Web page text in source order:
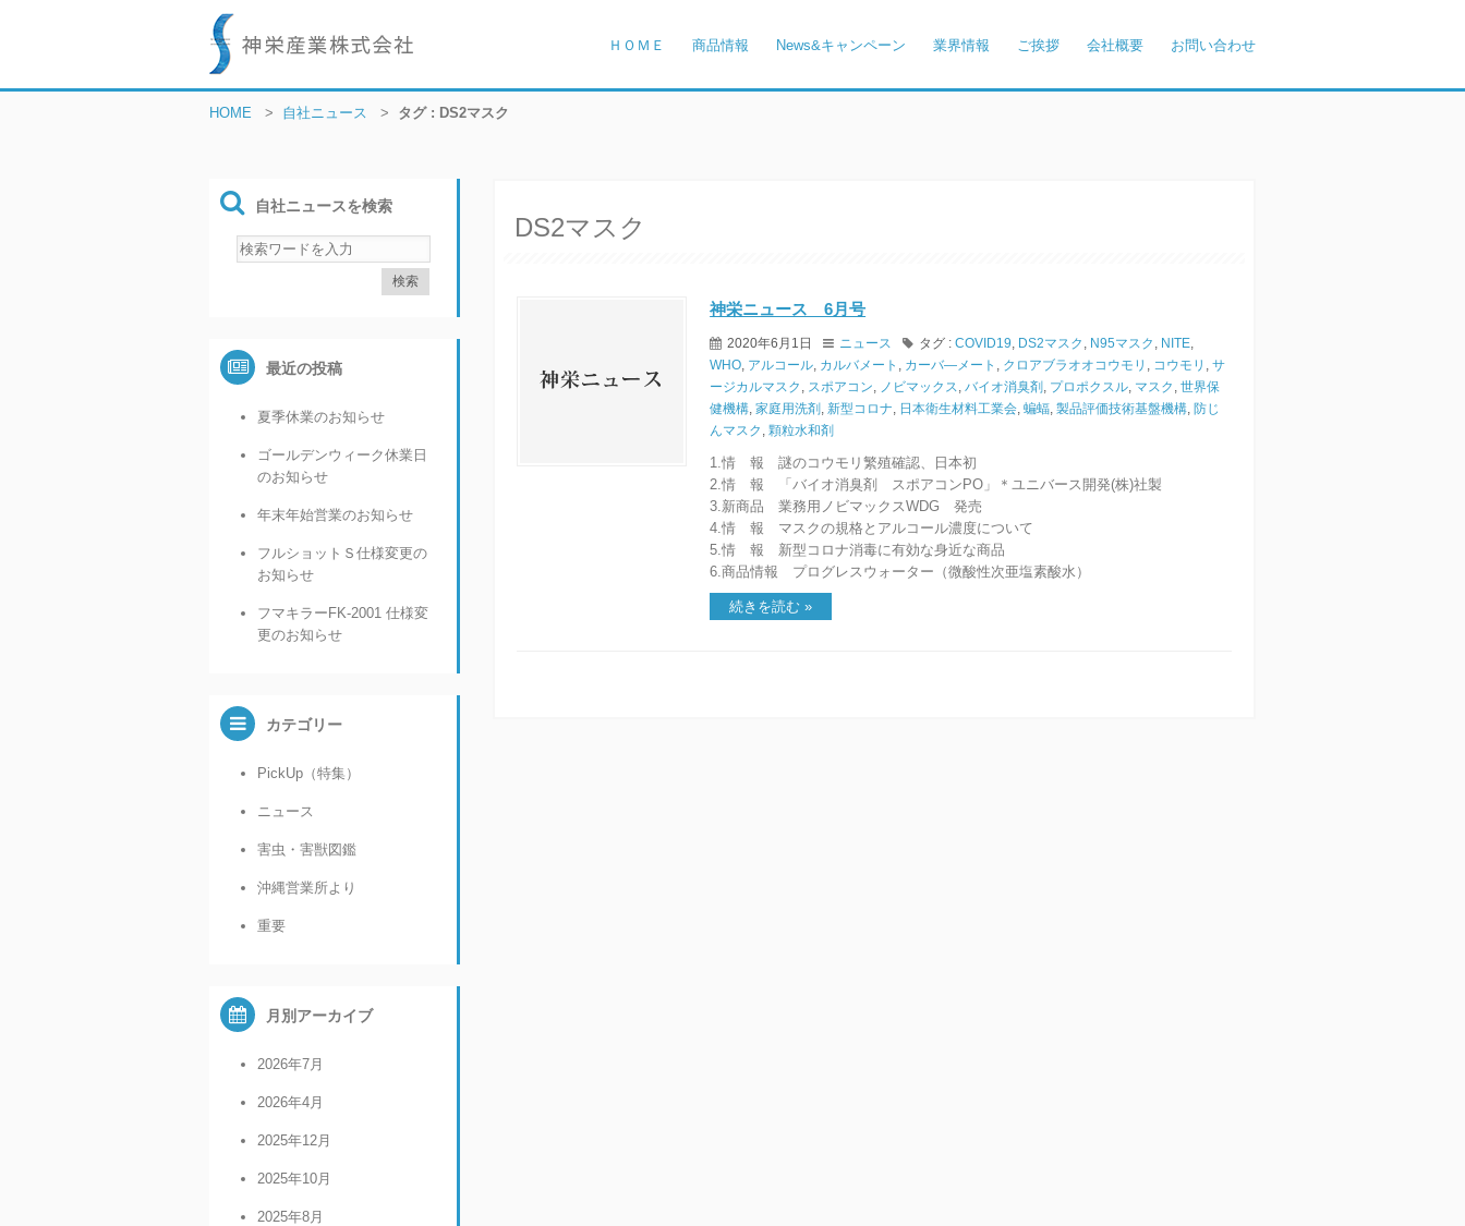
ＨＯＭＥ 商品情報 News&キャンペーン 業界情報 ご挨拶 会社概要 お問い合わせ
HOME > 自社ニュース > タグ : DS2マスク
DS2マスク
神栄ニュース 6月号
2020年6月1日 ニュース タグ :COVID19 DS2マスク N95マスク NITE
WHO アルコール カルバメート カーバ―メート クロアブラオオコウモリ コウモリ ,サ
ージカルマスク
スポアコン ノビマックス ,バイオ消臭剤 プロポクスル マスク ,世界保
健機構 ,家庭用洗剤 ,新型コロナ 日本衛生材料工業会 ,蝙蝠 ,製品評価技術基盤機構 防じ
んマスク
,顆粒水和剤
1.情 報 謎のコウモリ繁殖確認、日本初
2.情 報 「バイオ消臭剤 スポアコンPO」＊ユニバース開発(株)社製
3.新商品 業務用ノビマックスWDG 発売
4.情 報 マスクの規格とアルコール濃度について
5.情 報 新型コロナ消毒に有効な身近な商品
6.商品情報 プログレスウォーター（微酸性次亜塩素酸水）
続きを読む »
自社ニュースを検索
最近の投稿
夏季休業のお知らせ
ゴールデンウィーク休業日
のお知らせ
年末年始営業のお知らせ
フルショットＳ仕様変更の
お知らせ
フマキラーFK-2001 仕様変
更のお知らせ
カテゴリー
PickUp（特集）
ニュース
害虫・害獣図鑑
沖縄営業所より
重要
月別アーカイブ
2026年7月
2026年4月
2025年12月
2025年10月
2025年8月